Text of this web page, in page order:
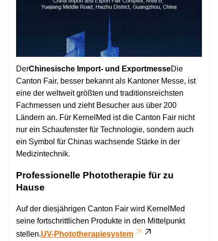
DerChinesische Import- und ExportmesseDie
Canton Fair, besser bekannt als Kantoner Messe, ist
eine der weltweit größten und traditionsreichsten
Fachmessen und zieht Besucher aus über 200
Ländern an. Für KernelMed ist die Canton Fair nicht
nur ein Schaufenster für Technologie, sondern auch
ein Symbol für Chinas wachsende Stärke in der
Medizintechnik.
Professionelle Phototherapie für zu
Hause
Auf der diesjährigen Canton Fair wird KernelMed
seine fortschrittlichen Produkte in den Mittelpunkt
stellen.UV-Phototherapiesystem